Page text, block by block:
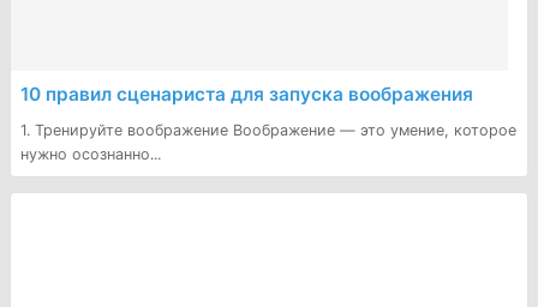
10 правил сценариста для запуска воображения
1. Тренируйте воображение Воображение — это умение, которое
нужно осознанно...